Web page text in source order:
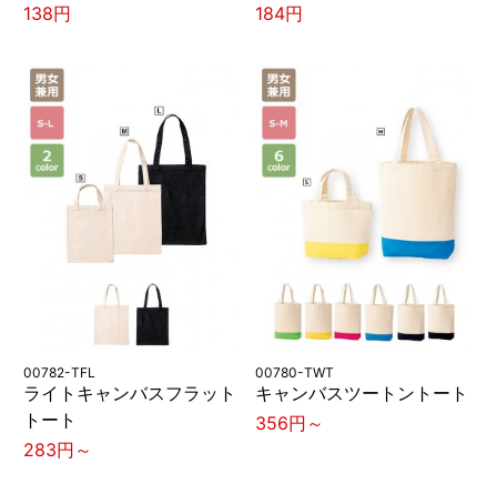
138円
184円
00782-TFL
ライトキャンバスフラット
トート
283円～
00780-TWT
キャンバスツートントート
356円～